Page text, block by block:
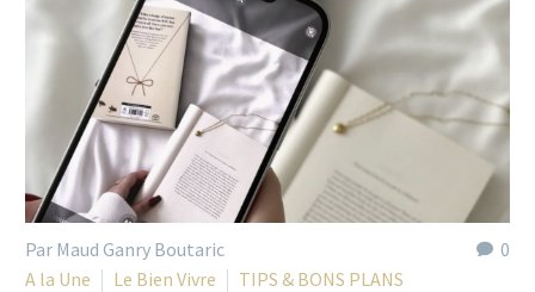
0
Par Maud Ganry Boutaric
A la Une
Le Bien Vivre TIPS & BONS PLANS